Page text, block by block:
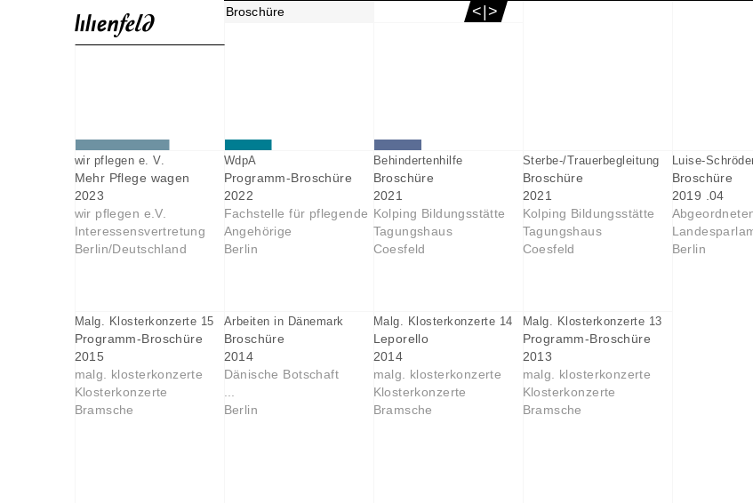
Broschüre
<|>
wir pflegen e. V.
Mehr Pflege wagen
2023
wir pflegen e.V.
Interessensvertretung
Berlin/Deutschland
WdpA
Programm-Broschüre
2022
Fachstelle für pflegende
Angehörige
Berlin
Behindertenhilfe
Broschüre
2021
Kolping Bildungsstätte
Tagungshaus
Coesfeld
Sterbe-/Trauerbegleitung
Broschüre
2021
Kolping Bildungsstätte
Tagungshaus
Coesfeld
Luise-
Broschüre
2019 .04
Berlin
Malg. Klosterkonzerte 15
Programm-Broschüre
2015
malg. klosterkonzerte
Klosterkonzerte
Bramsche
Arbeiten in Dänemark
Broschüre
2014
Dänische Botschaft
Berlin
Malg. Klosterkonzerte 14
Leporello
2014
malg. klosterkonzerte
Klosterkonzerte
Bramsche
Malg. Klosterkonzerte 13
Programm-Broschüre
2013
malg. klosterkonzerte
Klosterkonzerte
Bramsche